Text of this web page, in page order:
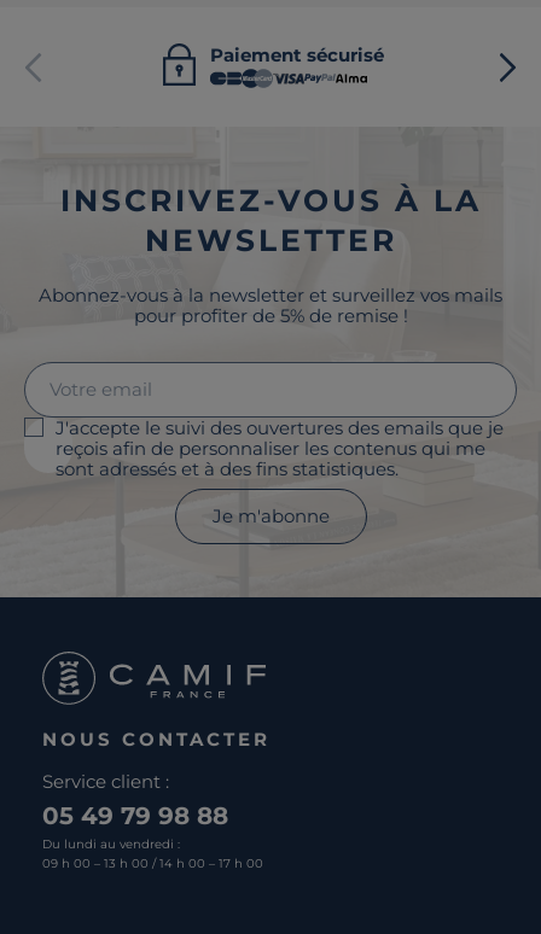
Paiement sécurisé
INSCRIVEZ-VOUS À LA
NEWSLETTER
Abonnez-vous à la newsletter et surveillez vos mails
pour profiter de 5% de remise !
J'accepte le suivi des ouvertures des emails que je
reçois afin de personnaliser les contenus qui me
sont adressés et à des fins statistiques.
Je m'abonne
NOUS CONTACTER
Service client :
05 49 79 98 88
Du lundi au vendredi :
09 h 00 – 13 h 00 / 14 h 00 – 17 h 00